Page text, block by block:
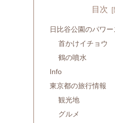
目次
日比谷公園のパワ
首かけイチョウ
鶴の噴水
Info
東京都の旅行情報
観光地
グルメ